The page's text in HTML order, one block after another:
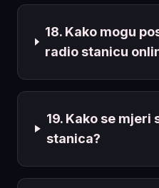
18. Kako mogu
radio stanicu
19. Kako se mjeri
stanica?